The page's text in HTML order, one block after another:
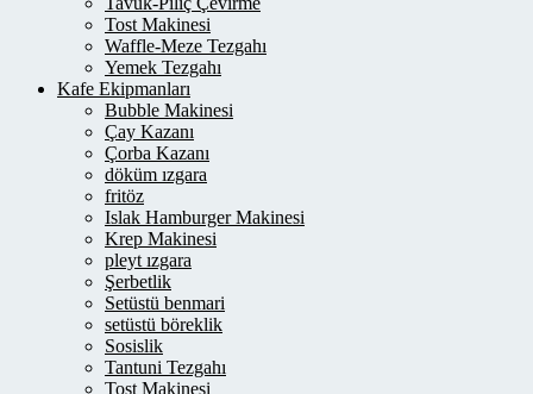
Tost Makinesi
Waffle-Meze Tezgahı
Yemek Tezgahı
Kafe Ekipmanları
Bubble Makinesi
Çay Kazanı
Çorba Kazanı
döküm ızgara
fritöz
Islak Hamburger Makinesi
Krep Makinesi
pleyt ızgara
Şerbetlik
Setüstü benmari
setüstü böreklik
Sosislik
Tantuni Tezgahı
Tost Makinesi